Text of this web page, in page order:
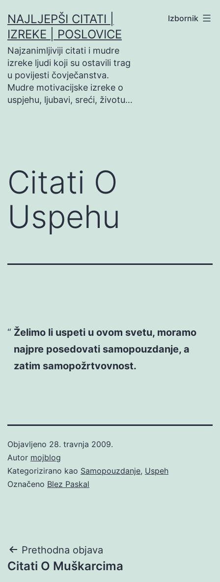
na
sadržaj
NAJLJEPŠI CITATI |
IZREKE | POSLOVICE
Najzanimljiviji citati i mudre
izreke ljudi koji su ostavili trag
u povijesti čovječanstva.
Mudre motivacijske izreke o
uspjehu, ljubavi, sreći, životu…
Izbornik
Citati O
Uspehu
Želimo li uspeti u ovom svetu, moramo
najpre posedovati samopouzdanje, a
zatim samopožrtvovnost.
Objavljeno 28. travnja 2009.
Autor mojblog
Kategorizirano kao Samopouzdanje, Uspeh
Označeno Blez Paskal
Navigacija
objava
Prethodna objava
Citati O Muškarcima